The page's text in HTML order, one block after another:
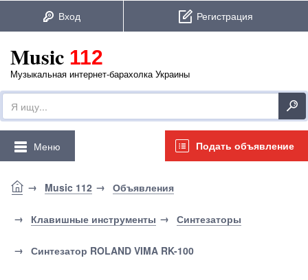
Music 112
Музыкальная интернет-барахолка Украины
Подать объявление
Меню
Music 112 Объявления
Клавишные инструменты Синтезаторы
Синтезатор ROLAND VIMA RK-100